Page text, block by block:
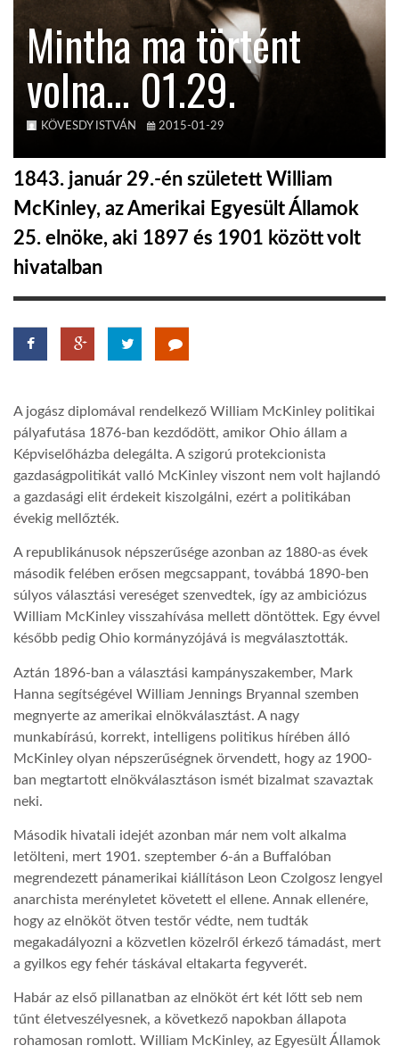
TROPICALMAGAZIN
GLOBOTV
AFRIKA TUDÁSTÁR
LINKTR.EE
LATIMO.HU
Mintha ma történt
volna… 01.29.
KÖVESDY ISTVÁN 2015-01-29
1843. január 29.-én született William
McKinley, az Amerikai Egyesült Államok
25. elnöke, aki 1897 és 1901 között volt
hivatalban
A jogász diplomával rendelkező William McKinley politikai
pályafutása 1876-ban kezdődött, amikor Ohio állam a
Képviselőházba delegálta. A szigorú protekcionista
gazdaságpolitikát valló McKinley viszont nem volt hajlandó
a gazdasági elit érdekeit kiszolgálni, ezért a politikában
évekig mellőzték.
A republikánusok népszerűsége azonban az 1880-as évek
második felében erősen megcsappant, továbbá 1890-ben
súlyos választási vereséget szenvedtek, így az ambiciózus
William McKinley visszahívása mellett döntöttek. Egy évvel
később pedig Ohio kormányzójává is megválasztották.
Aztán 1896-ban a választási kampányszakember, Mark
Hanna segítségével William Jennings Bryannal szemben
megnyerte az amerikai elnökválasztást. A nagy
munkabírású, korrekt, intelligens politikus hírében álló
McKinley olyan népszerűségnek örvendett, hogy az 1900-
ban megtartott elnökválasztáson ismét bizalmat szavaztak
neki.
Második hivatali idejét azonban már nem volt alkalma
letölteni, mert 1901. szeptember 6-án a Buffalóban
megrendezett pánamerikai kiállításon Leon Czolgosz lengyel
anarchista merényletet követett el ellene. Annak ellenére,
hogy az elnököt ötven testőr védte, nem tudták
megakadályozni a közvetlen közelről érkező támadást, mert
a gyilkos egy fehér táskával eltakarta fegyverét.
Habár az első pillanatban az elnököt ért két lőtt seb nem
tűnt életveszélyesnek, a következő napokban állapota
rohamosan romlott. William McKinley, az Egyesült Államok